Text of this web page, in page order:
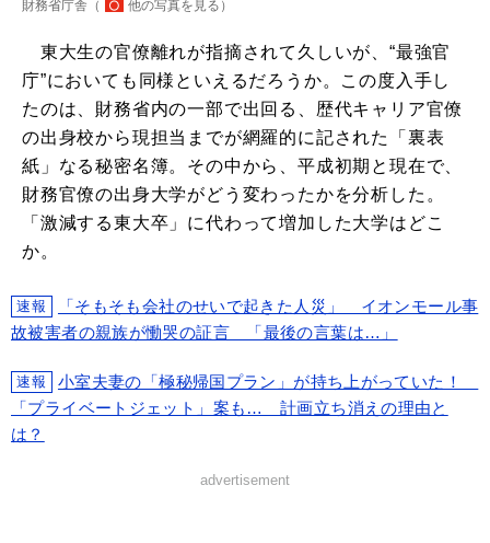
財務省庁舎（ 他の写真を見る ）
東大生の官僚離れが指摘されて久しいが、“最強官
庁”においても同様といえるだろうか。この度入手し
たのは、財務省内の一部で出回る、歴代キャリア官僚
の出身校から現担当までが網羅的に記された「裏表
紙」なる秘密名簿。その中から、平成初期と現在で、
財務官僚の出身大学がどう変わったかを分析した。
「激減する東大卒」に代わって増加した大学はどこ
か。
速報
「そもそも会社のせいで起きた人災」 イオンモール事
故被害者の親族が慟哭の証言 「最後の言葉は…」
速報
小室夫妻の「極秘帰国プラン」が持ち上がっていた！
「プライベートジェット」案も… 計画立ち消えの理由と
は？
advertisement